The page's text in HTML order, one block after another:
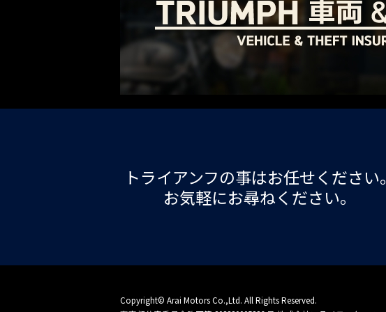
トライアンフの事はお任せください。
お気軽にお尋ねください。
Copyright© Arai Motors Co.,Ltd. All Rights Reserved.